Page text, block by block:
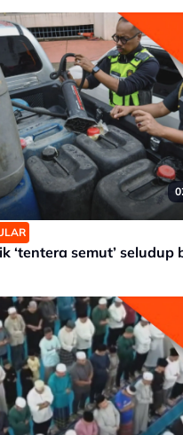
‘tentera semut’ seludup